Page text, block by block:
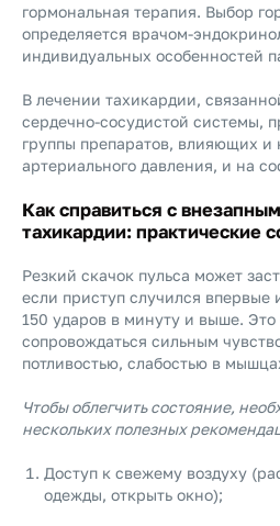
гормональная терапия. Выбор
определяется врачом-
индивидуальных особенностей
В лечении тахикардии,
сердечно-сосудистой системы,
группы препаратов, влияющих и
артериального давления, и на
Как справиться с
тахикардии: практические
Резкий скачок пульса может
если приступ случился впервые
150 ударов в минуту и выше.
сопровождаться сильным
потливостью, слабостью в
Чтобы облегчить состояние,
нескольких полезных
Доступ к свежему воздуху
одежды, открыть окно);